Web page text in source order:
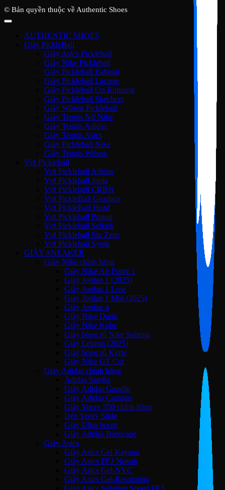
© Bản quyền thuộc về Authentic Shoes
AUTHENTIC SHOES
Giày PickleBall
Giày Asics Pickleball
Giày Nike Pickleball
Giày Pickleball Babolat
Giày Pickleball Lacoste
Giày Pickleball On Running
Giày Pickleball Skechers
Giày Wilson Pickleball
Giày Tennis Nữ Nike
Giày Tennis Adidas
Giày Tennis Asics
Giày Pickleball Nike
Giày Tennis Wilson
Vợt Pickleball
Vợt Pickleball Adidas
Vợt Pickleball Joola
Vợt Pickleball CRBN
Vợt PickleBall Gearbox
Vợt PickleBall Head
Vợt Pickleball Proton
Vợt Pickleball Selkirk
Vợt Pickleball Six Zero
Vợt Pickleball Sypik
GIÀY SNEAKER
Giày Nike chính hãng
Giày Nike Air Force 1
Giày Jordan 1 (2025)
Giày Jordan 1 Low
Giày Jordan 1 Mid (2025)
Giày Jordan 4
Giày Nike Dunk
Giày Nike Kobe
Giày bóng rổ Nike Sabrina
Giày Lebron (2025)
Giày bóng rổ Kyrie
Giày Nike GT Cut
Giày Adidas chính hãng
Adidas Samba
Giày Adidas Gazelle
Giày Adidas Campus
Giày Yeezy 350 chính hãng
Dép Yeezy Slide
Giày Ultra boost
Giày Adidas Barricade
Giày Asics
Giày Asics Gel Kayano
Giày Asics FF3 Novak
Giày Asics Gel-NYC
Giày Asics Gel-Resolution